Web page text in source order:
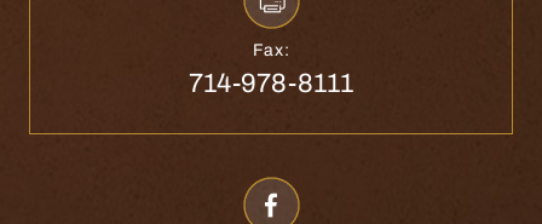
Fax:
714-978-8111